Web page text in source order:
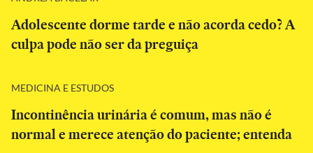
Adolescente dorme tarde e não acorda cedo? A
culpa pode não ser da preguiça
MEDICINA E ESTUDOS
Incontinência urinária é comum, mas não é
normal e merece atenção do paciente; entenda